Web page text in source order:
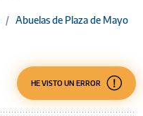
/ Abuelas de Plaza de Mayo
HE VISTO UN ERROR